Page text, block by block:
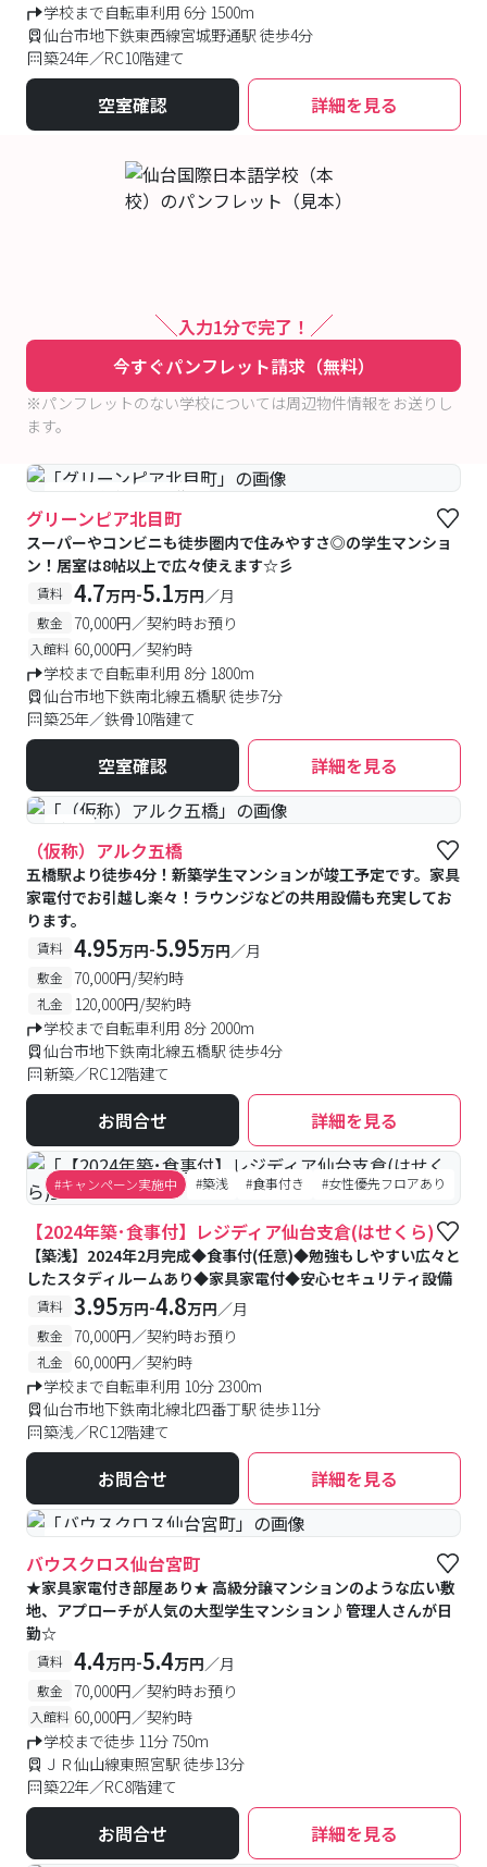
学校まで自転車利用 6分 1500m
仙台市地下鉄東西線宮城野通駅 徒歩4分
築24年／RC10階建て
空室確認 詳細を見る
入力1分で完了！
今すぐパンフレット請求（無料）
※パンフレットのない学校については周辺物件情報をお送りし
ます。
#予約受付中 #空室待ち
グリーンピア北目町
スーパーやコンビニも徒歩圏内で住みやすさ◎の学生マンショ
ン！居室は8帖以上で広々使えます☆彡
賃料 4.7万円-5.1万円／月
敷金 70,000円／契約時お預り
入館料 60,000円／契約時
学校まで自転車利用 8分 1800m
仙台市地下鉄南北線五橋駅 徒歩7分
築25年／鉄骨10階建て
空室確認 詳細を見る
#新築
（仮称）アルク五橋
五橋駅より徒歩4分！新築学生マンションが竣工予定です。家具
家電付でお引越し楽々！ラウンジなどの共用設備も充実してお
ります。
賃料 4.95万円-5.95万円／月
敷金 70,000円/契約時
礼金
120,000円/契約時
学校まで自転車利用 8分 2000m
仙台市地下鉄南北線五橋駅 徒歩4分
新築／RC12階建て
お問合せ 詳細を見る
#キャンペーン実施中 #築浅 #食事付き #女性優先フロアあり
【2024年築･食事付】レジディア仙台支倉(はせくら)
【築浅】2024年2月完成◆食事付(任意)◆勉強もしやすい広々と
したスタディルームあり◆家具家電付◆安心セキュリティ設備
賃料 3.95万円-4.8万円／月
敷金 70,000円／契約時お預り
礼金
60,000円／契約時
学校まで自転車利用 10分 2300m
仙台市地下鉄南北線北四番丁駅 徒歩11分
築浅／RC12階建て
お問合せ 詳細を見る
#女性専用フロアあり
バウスクロス仙台宮町
★家具家電付き部屋あり★ 高級分譲マンションのような広い敷
地、アプローチが人気の大型学生マンション♪管理人さんが日
勤☆
賃料 4.4万円-5.4万円／月
敷金 70,000円／契約時お預り
入館料 60,000円／契約時
学校まで徒歩 11分 750m
ＪＲ仙山線東照宮駅 徒歩13分
築22年／RC8階建て
お問合せ 詳細を見る